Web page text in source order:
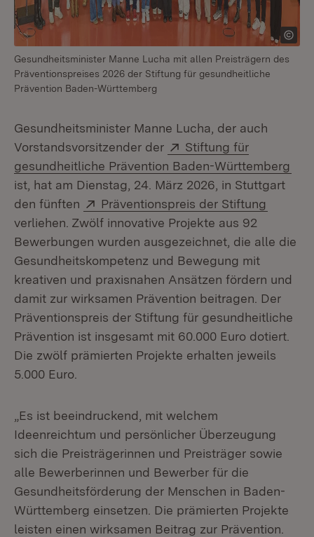
Gesundheitsminister Manne Lucha mit allen Preisträgern des
Präventionspreises 2026 der Stiftung für gesundheitliche
Prävention Baden-Württemberg
Gesundheitsminister Manne Lucha, der auch
Vorstandsvorsitzender der
Extern:
Stiftung für
gesundheitliche Prävention Baden-Württemberg
ist, hat am Dienstag, 24. März 2026, in Stuttgart
den fünften
Extern:
Präventionspreis der Stiftung
verliehen. Zwölf innovative Projekte aus 92
Bewerbungen wurden ausgezeichnet, die alle die
Gesundheitskompetenz und Bewegung mit
kreativen und praxisnahen Ansätzen fördern und
damit zur wirksamen Prävention beitragen. Der
Präventionspreis der Stiftung für gesundheitliche
Prävention ist insgesamt mit 60.000 Euro dotiert.
Die zwölf prämierten Projekte erhalten jeweils
5.000 Euro.
„Es ist beeindruckend, mit welchem
Ideenreichtum und persönlicher Überzeugung
sich die Preisträgerinnen und Preisträger sowie
alle Bewerberinnen und Bewerber für die
Gesundheitsförderung der Menschen in Baden-
Württemberg einsetzen. Die prämierten Projekte
leisten einen wirksamen Beitrag zur Prävention.